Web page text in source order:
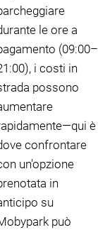
le ore a
(09:00–
i costi in
possono
è
confrontare
un'opzione
in
su
può